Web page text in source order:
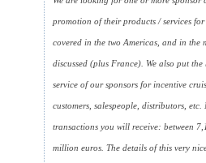
promotion of their products / services
covered in the two Americas, and in the
discussed (plus France). We also put
service of our sponsors for incentive
customers, salespeople, distributors,
transactions you will receive: between
million euros. The details of this very